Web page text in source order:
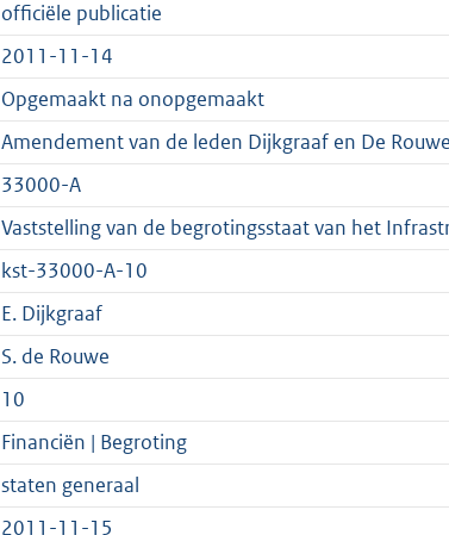
d
s
g
r
o
o
t
t
e
:
2
K
n
d
s
g
r
o
t
t
e
:
2
b
officiële publicatie
2011-11-14
Opgemaakt na onopgemaakt
Amendement van de leden Dijkgraaf en De
33000-A
Vaststelling van de begrotingsstaat van het
kst-33000-A-10
E. Dijkgraaf
S. de Rouwe
10
Financiën | Begroting
staten generaal
2011-11-15